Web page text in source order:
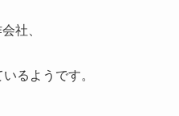
社、
るようです。